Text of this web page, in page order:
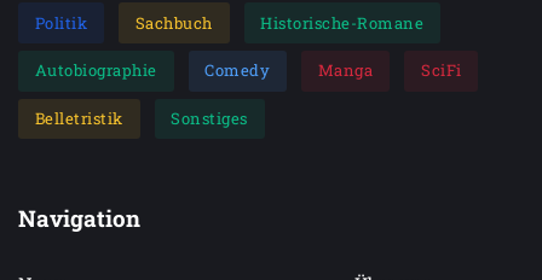
Politik Sachbuch Historische-Romane
Autobiographie Comedy Manga SciFi
Belletristik Sonstiges
Navigation